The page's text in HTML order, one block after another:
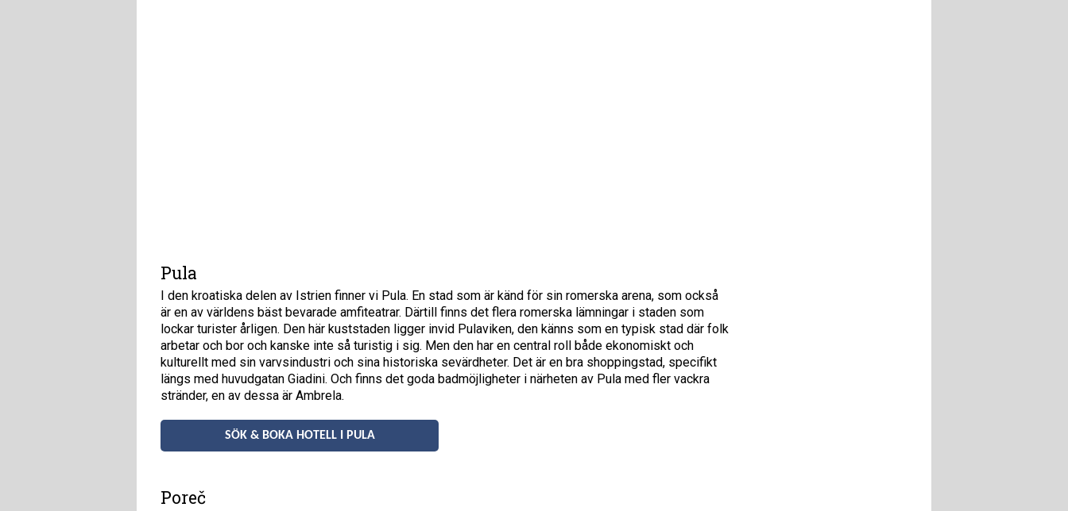
Pula
I den kroatiska delen av Istrien finner vi Pula. En stad som är känd för sin romerska arena, som också
är en av världens bäst bevarade amfiteatrar. Därtill finns det flera romerska lämningar i staden som
lockar turister årligen. Den här kuststaden ligger invid Pulaviken, den känns som en typisk stad där folk
arbetar och bor och kanske inte så turistig i sig. Men den har en central roll både ekonomiskt och
kulturellt med sin varvsindustri och sina historiska sevärdheter. Det är en bra shoppingstad, specifikt
längs med huvudgatan Giadini. Och finns det goda badmöjligheter i närheten av Pula med fler vackra
stränder, en av dessa är Ambrela.
SÖK & BOKA HOTELL I PULA
Poreč